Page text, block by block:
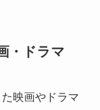
・ドラマ
映画やドラマ